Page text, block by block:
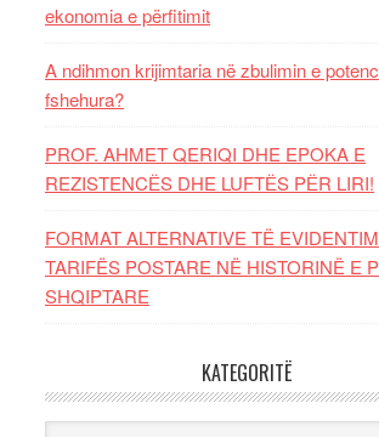
ekonomia e përfitimit
A ndihmon krijimtaria në zbulimin e
fshehura?
PROF. AHMET QERIQI DHE EPOKA E
REZISTENCЁS DHE LUFTЁS PЁR LIRI!
FORMAT ALTERNATIVE TË
TARIFËS POSTARE NË HISTORINË E
SHQIPTARE
KATEGORITË